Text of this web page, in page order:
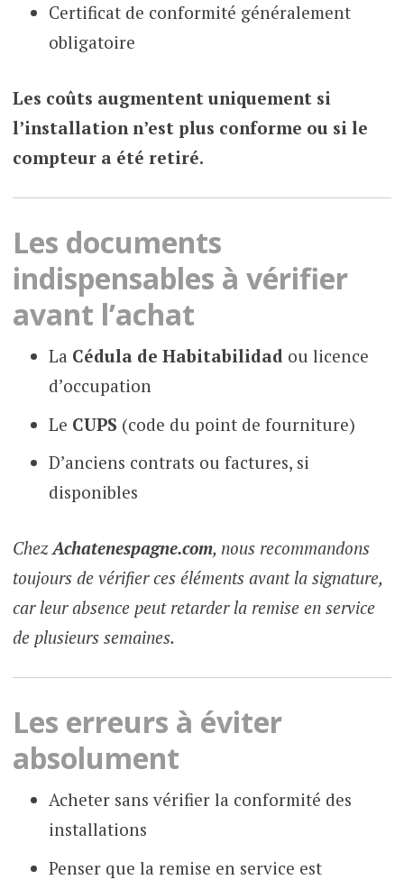
Certificat de conformité généralement
obligatoire
Les coûts augmentent uniquement si
l’installation n’est plus conforme ou si le
compteur a été retiré.
Les documents
indispensables à vérifier
avant l’achat
La Cédula de Habitabilidad ou licence
d’occupation
Le CUPS (code du point de fourniture)
D’anciens contrats ou factures, si
disponibles
ChezAchatenespagne.com, nous recommandons
toujours de vérifier ces éléments avant la signature,
car leur absence peut retarder la remise en service
de plusieurs semaines.
Les erreurs à éviter
absolument
Acheter sans vérifier la conformité des
installations
Penser que la remise en service est